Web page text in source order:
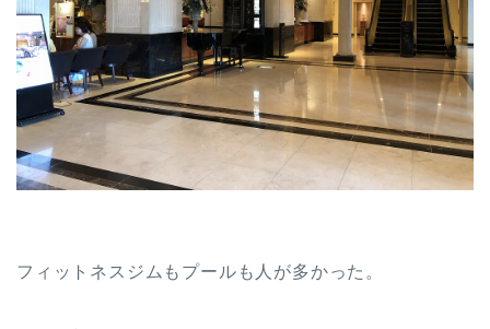
フィットネスジムもプールも人が多かった。